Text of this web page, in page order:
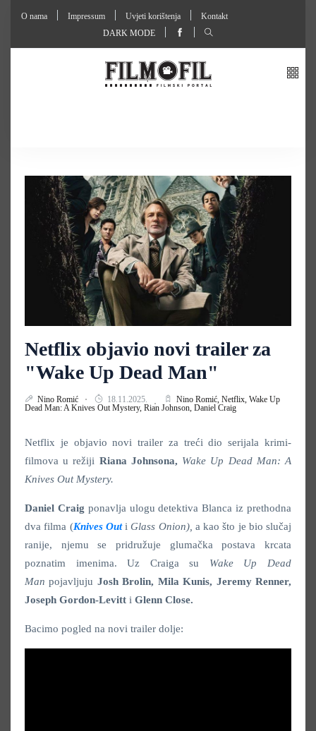
O nama Impressum Uvjeti korištenja
Kontakt
DARK MODE
Netflix objavio novi trailer za
"Wake Up Dead Man"
Nino Romić 18.11.2025. Nino Romić, Netflix, Wake Up
Dead Man: A Knives Out Mystery, Rian Johnson, Daniel Craig
Netflix je objavio novi trailer za treći dio serijala krimi-
filmova u režiji Riana Johnsona, Wake Up Dead Man: A
Knives Out Mystery.
Daniel Craig ponavlja ulogu detektiva Blanca iz prethodna
dva filma (Knives Out iGlass Onion), a kao što je bio slučaj
ranije, njemu se pridružuje glumačka postava krcata
poznatim imenima. Uz Craiga su Wake Up Dead
Manpojavljuju Josh Brolin, Mila Kunis, Jeremy Renner,
Joseph Gordon-Levitt i Glenn Close.
Bacimo pogled na novi trailer dolje: